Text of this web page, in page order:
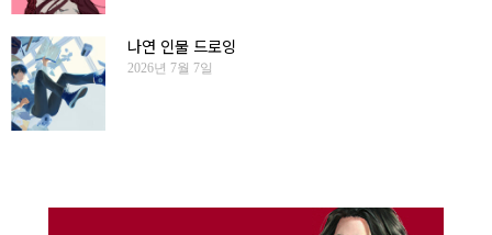
나연 인물 드로잉
2026년 7월 7일